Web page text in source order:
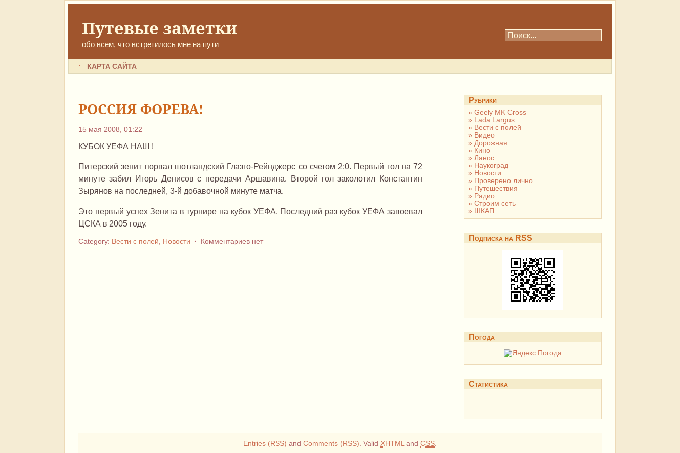
Путевые заметки
обо всем, что встретилось мне на пути
КАРТА САЙТА
РОССИЯ ФОРЕВА!
15 мая 2008, 01:22
КУБОК УЕФА НАШ !
Питерский зенит порвал шотландский Глазго-Рейнджерс со счетом 2:0. Первый гол на 72
минуте забил Игорь Денисов с передачи Аршавина. Второй гол заколотил Константин
Зырянов на последней, 3-й добавочной минуте матча.
Это первый успех Зенита в турнире на кубок УЕФА. Последний раз кубок УЕФА завоевал
ЦСКА в 2005 году.
Category: Вести с полей, Новости · Комментариев нет
Рубрики
Geely MK Cross
Lada Largus
Вести с полей
Видео
Дорожная
Кино
Ланос
Наукоград
Новости
Проверено лично
Путешествия
Радио
Строим сеть
ШКАП
Подписка на RSS
Погода
Статистика
Entries (RSS) and Comments (RSS). Valid XHTMLand CSS.